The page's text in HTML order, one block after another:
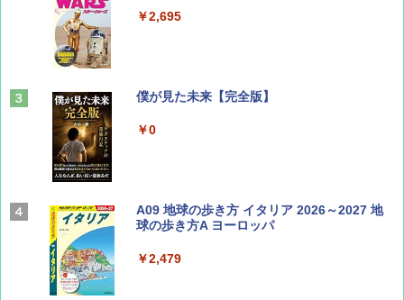
山と溪谷 2026年8月号「南アルプス大全」
￥1,540
Coyote No.89 特集 星野道夫 夢見る旅
￥2,695
僕が見た未来【完全版】
￥0
A09 地球の歩き方 イタリア 2026～2027 地
球の歩き方A ヨーロッパ
￥2,479